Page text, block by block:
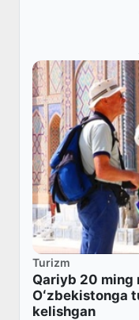
Turizm
Qariyb 20 ming
Oʻzbekistonga
kelishgan